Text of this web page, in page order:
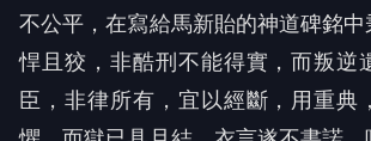
不公平，在寫給馬新貽的神道碑銘
悍且狡，非酷刑不能得實，而叛逆
臣，非律所有，宜以經斷，用重典